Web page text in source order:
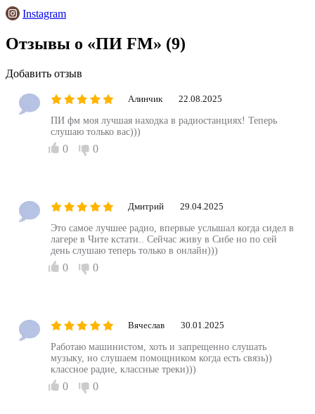
Instagram
Отзывы о «ПИ FM» (9)
Добавить отзыв
Алинчик 22.08.2025
ПИ фм моя лучшая находка в радиостанциях! Теперь
слушаю только вас)))
0 0
Дмитрий 29.04.2025
Это самое лучшее радио, впервые услышал когда сидел в
лагере в Чите кстати.. Сейчас живу в Сибе но по сей
день слушаю теперь только в онлайн)))
0 0
Вячеслав 30.01.2025
Работаю машинистом, хоть и запрещенно слушать
музыку, но слушаем помощником когда есть связь))
классное радие, классные треки)))
0 0